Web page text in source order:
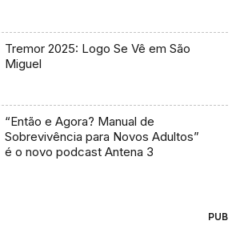
Tremor 2025: Logo Se Vê em São
Miguel
“Então e Agora? Manual de
Sobrevivência para Novos Adultos”
é o novo podcast Antena 3
PUB